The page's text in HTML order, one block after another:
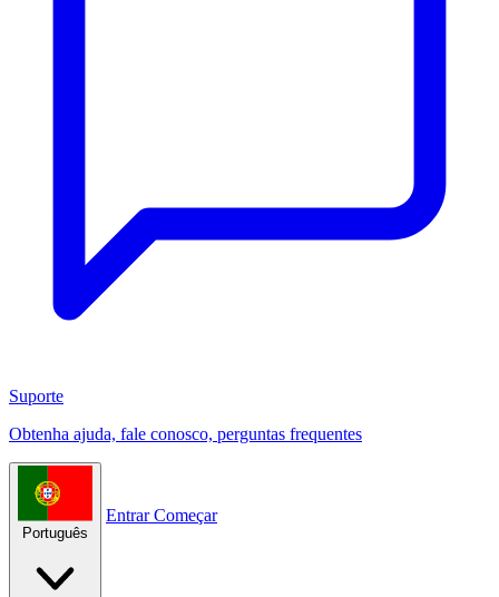
Suporte
Obtenha ajuda, fale conosco, perguntas frequentes
Português
EntrarComeçar